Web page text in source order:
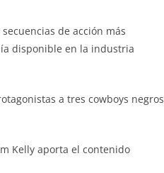
de acción más
disponible en la industria
a tres cowboys negros
Kelly aporta el contenido